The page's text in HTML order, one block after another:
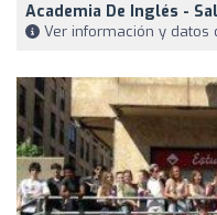
Academia De Inglés -
Ver información y datos